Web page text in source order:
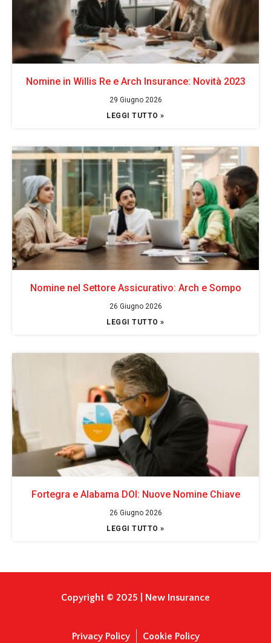
Nomine in Willis Re e Arch Insurance: Novità 2023
29 Giugno 2026
LEGGI TUTTO »
Nomine nel Settore Assicurativo: Arch e Sompo
26 Giugno 2026
LEGGI TUTTO »
Fortegra e Alabama DOI: Nuove Nomine Chiave
26 Giugno 2026
LEGGI TUTTO »
Copyright © 2025 | New Insurance
Privacy Policy Cookie Policy